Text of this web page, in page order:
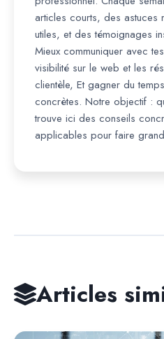
articles courts, des astuces
utiles, et des témoignages
Mieux communiquer avec
visibilité sur le web et les
clientèle, Et gagner du
concrètes. Notre objectif :
trouve ici des conseils
applicables pour faire
Articles